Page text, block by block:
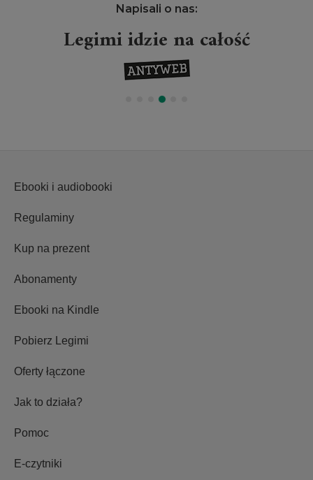
Napisali o nas:
Legimi idzie na całość
Ebooki i audiobooki
Regulaminy
Kup na prezent
Abonamenty
Ebooki na Kindle
Pobierz Legimi
Oferty łączone
Jak to działa?
Pomoc
E-czytniki